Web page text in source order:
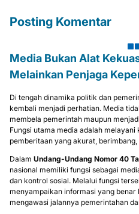
Posting Komentar
Media Bukan Alat
Melainkan Penjaga
Di tengah dinamika politik dan
kembali menjadi perhatian. Media
membela pemerintah maupun
Fungsi utama media adalah
pemberitaan yang akurat,
Dalam Undang-Undang Nomor 40
nasional memiliki fungsi sebagai
dan kontrol sosial. Melalui fungsi
menyampaikan informasi yang
mengawasi jalannya pemerintahan